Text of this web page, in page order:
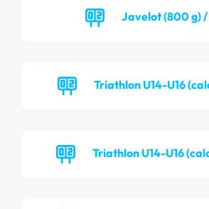
Javelot (800 g) /
Triathlon U14-U16
Triathlon U14-U16